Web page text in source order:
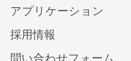
アプリケーション
採用情報
問い合わせフォーム